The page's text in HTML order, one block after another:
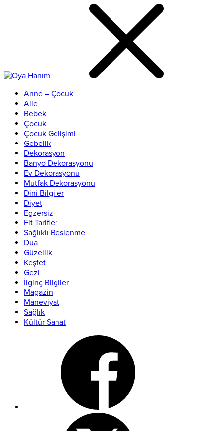
Anne – Çocuk
Aile
Bebek
Çocuk
Çocuk Gelişimi
Gebelik
Dekorasyon
Banyo Dekorasyonu
Ev Dekorasyonu
Mutfak Dekorasyonu
Dini Bilgiler
Diyet
Egzersiz
Fit Tarifler
Sağlıklı Beslenme
Dua
Güzellik
Keşfet
Gezi
İlginç Bilgiler
Magazin
Maneviyat
Sağlık
Kültür Sanat